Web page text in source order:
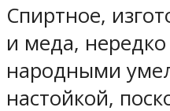
Спиртное,
и меда,
народными
настойкой,